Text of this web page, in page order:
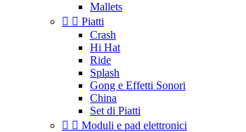
Mallets
  Piatti
Crash
Hi Hat
Ride
Splash
Gong e Effetti Sonori
China
Set di Piatti
  Moduli e pad elettronici